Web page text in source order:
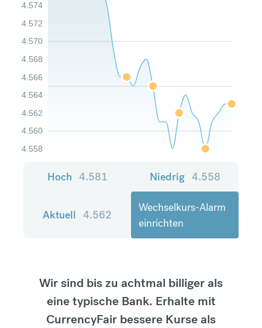
4.558
4.560
4.562
4.564
4.566
4.568
4.570
4.572
4.574
Hoch 4.581 Niedrig 4.558
Aktuell 4.562
Wechselkurs-Alarm
einrichten
Wir sind bis zu achtmal billiger als
eine typische Bank. Erhalte mit
CurrencyFair bessere Kurse als